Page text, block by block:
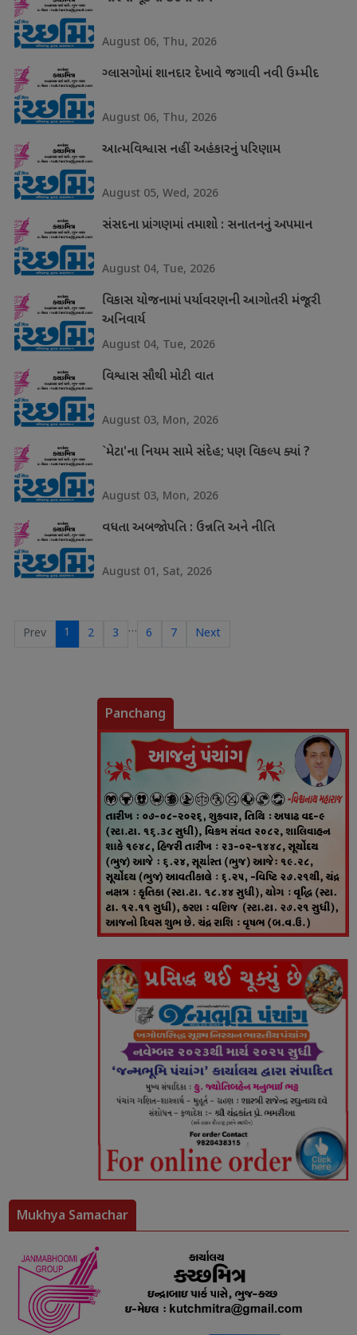
August 06, Thu, 2026
ગ્લાસગોમાં શાનદાર દેખાવે જગાવી નવી ઉમ્મીદ
August 06, Thu, 2026
આત્મવિશ્વાસ નહીં અહંકારનું પરિણામ
August 05, Wed, 2026
સંસદના પ્રાંગણમાં તમાશો : સનાતનનું અપમાન
August 04, Tue, 2026
વિકાસ યોજનામાં પર્યાવરણની આગોતરી મંજૂરી
અનિવાર્ય
August 04, Tue, 2026
વિશ્વાસ સૌથી મોટી વાત
August 03, Mon, 2026
`મેટા'ના નિયમ સામે સંદેહ; પણ વિકલ્પ ક્યાં ?
August 03, Mon, 2026
વધતા અબજોપતિ : ઉન્નતિ અને નીતિ
August 01, Sat, 2026
Prev 1 2 3 … 6 7 Next
Panchang
Mukhya Samachar